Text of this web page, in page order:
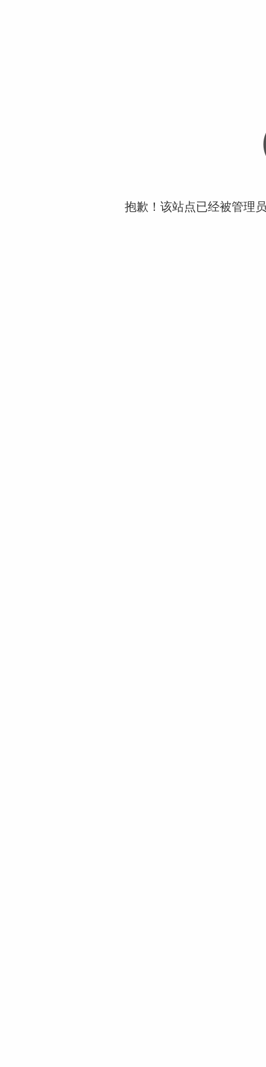
抱歉！该站点已经被管理